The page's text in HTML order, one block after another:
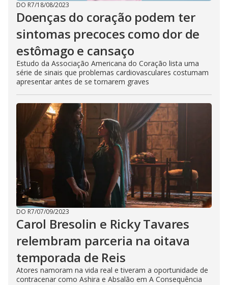
DO R7/18/08/2023
Doenças do coração podem ter
sintomas precoces como dor de
estômago e cansaço
Estudo da Associação Americana do Coração lista uma
série de sinais que problemas cardiovasculares costumam
apresentar antes de se tornarem graves
DO R7/07/09/2023
Carol Bresolin e Ricky Tavares
relembram parceria na oitava
temporada de Reis
Atores namoram na vida real e tiveram a oportunidade de
contracenar como Ashira e Absalão em A Consequência